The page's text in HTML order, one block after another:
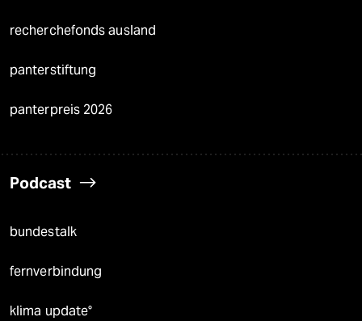
recherchefonds ausland
panterstiftung
panterpreis 2026
Podcast
bundestalk
fernverbindung
klima update°